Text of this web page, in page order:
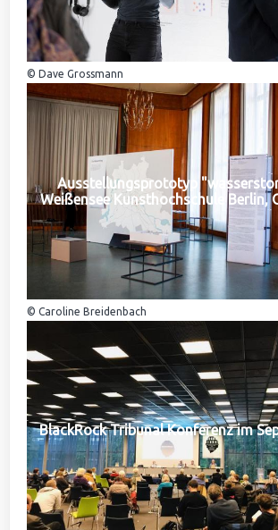
© Dave Grossmann
Ausstellungsprototyp
Weißensee Kunsthochschule Berlin,
© Caroline Breidenbach
BlackRock Tribunal Konferenz im